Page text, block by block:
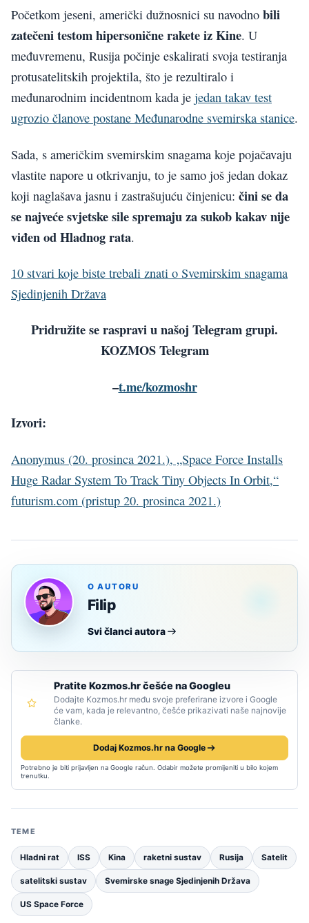
Početkom jeseni, američki dužnosnici su navodno bili
zatečeni testom hipersonične rakete iz Kine. U
međuvremenu, Rusija počinje eskalirati svoja testiranja
protusatelitskih projektila, što je rezultiralo i
međunarodnim incidentnom kada je jedan takav test
ugrozio članove postane Međunarodne svemirska stanice.
Sada, s američkim svemirskim snagama koje pojačavaju
vlastite napore u otkrivanju, to je samo još jedan dokaz
koji naglašava jasnu i zastrašujuću činjenicu: čini se da
se najveće svjetske sile spremaju za sukob kakav nije
viđen od Hladnog rata.
10 stvari koje biste trebali znati o Svemirskim snagama
Sjedinjenih Država
Pridružite se raspravi u našoj Telegram grupi.
KOZMOS Telegram
–t.me/kozmoshr
Izvori:
Anonymus (20. prosinca 2021.), „Space Force Installs
Huge Radar System To Track Tiny Objects In Orbit,“
futurism.com (pristup 20. prosinca 2021.)
O AUTORU
Filip
Svi članci autora
Pratite Kozmos.hr češće na Googleu
Dodajte Kozmos.hr među svoje preferirane izvore i Google
će vam, kada je relevantno, češće prikazivati naše najnovije
članke.
Dodaj Kozmos.hr na Google
Potrebno je biti prijavljen na Google račun. Odabir možete promijeniti u bilo kojem
trenutku.
TEME
Hladni rat ISS Kina raketni sustav Rusija Satelit
satelitski sustav Svemirske snage Sjedinjenih Država
US Space Force